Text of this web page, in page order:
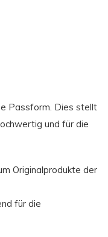
Passform. Dies stellt
und für die
Originalprodukte der
für die